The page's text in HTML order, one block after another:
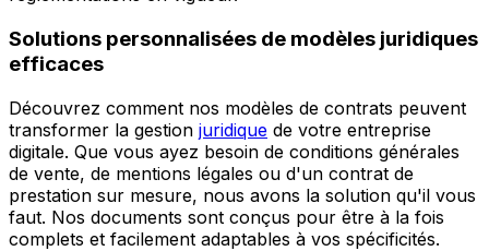
Solutions personnalisées de modèles juridiques
efficaces
Découvrez comment nos modèles de contrats peuvent
transformer la gestion juridique de votre entreprise
digitale. Que vous ayez besoin de conditions générales
de vente, de mentions légales ou d'un contrat de
prestation sur mesure, nous avons la solution qu'il vous
faut. Nos documents sont conçus pour être à la fois
complets et facilement adaptables à vos spécificités.